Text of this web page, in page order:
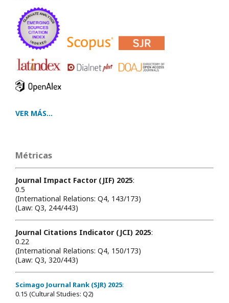
VER MÁS...
Métricas
Journal Impact Factor (JIF) 2025:
0.5
(International Relations: Q4, 143/173)
(Law: Q3, 244/443)
Journal Citations Indicator (JCI) 2025:
0.22
(International Relations: Q4, 150/173)
(Law: Q3, 320/443)
Scimago Journal Rank (SJR) 2025:
0.15 (Cultural Studies: Q2)